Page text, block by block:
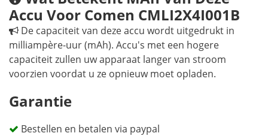
Accu Voor Comen CMLI2X4I001B
De capaciteit van deze accu wordt uitgedrukt in
milliampère-uur (mAh). Accu's met een hogere
capaciteit zullen uw apparaat langer van stroom
voorzien voordat u ze opnieuw moet opladen.
Garantie
Bestellen en betalen via paypal